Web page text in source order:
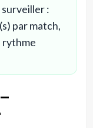
:
par match,
rythme